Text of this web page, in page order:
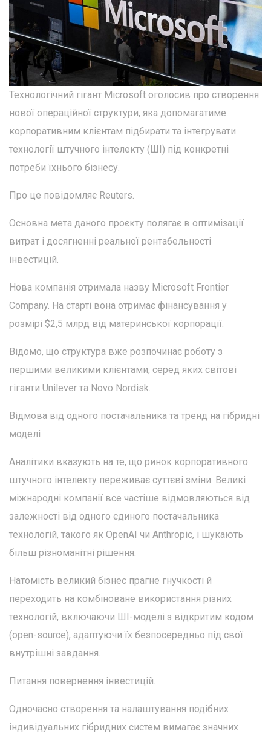
Технологічний гігант Microsoft оголосив про створення
нової операційної структури, яка допомагатиме
корпоративним клієнтам підбирати та інтегрувати
технології штучного інтелекту (ШІ) під конкретні
потреби їхнього бізнесу.
Про це повідомляє Reuters.
Основна мета даного проєкту полягає в оптимізації
витрат і досягненні реальної рентабельності
інвестицій.
Нова компанія отримала назву Microsoft Frontier
Company. На старті вона отримає фінансування у
розмірі $2,5 млрд від материнської корпорації.
Відомо, що структура вже розпочинає роботу з
першими великими клієнтами, серед яких світові
гіганти Unilever та Novo Nordisk.
Відмова від одного постачальника та тренд на гібридні
моделі
Аналітики вказують на те, що ринок корпоративного
штучного інтелекту переживає суттєві зміни. Великі
міжнародні компанії все частіше відмовляються від
залежності від одного єдиного постачальника
технологій, такого як OpenAI чи Anthropic, і шукають
більш різноманітні рішення.
Натомість великий бізнес прагне гнучкості й
переходить на комбіноване використання різних
технологій, включаючи ШІ-моделі з відкритим кодом
(open-source), адаптуючи їх безпосередньо під свої
внутрішні завдання.
Питання повернення інвестицій.
Одночасно створення та налаштування подібних
індивідуальних гібридних систем вимагає значних